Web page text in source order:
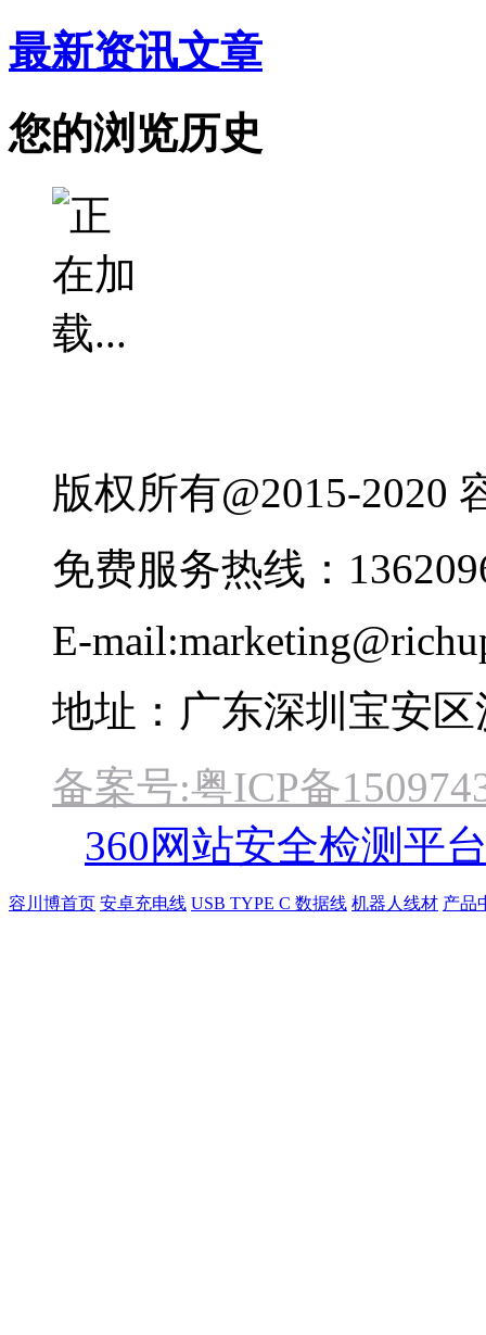
最新资讯文章
您的浏览历史
版权所有@2015-2020
免费服务热线：
E-
地址：广东深圳宝安
备案号:粤ICP备
360网站安全检测平
容川博首页 安卓充电线 USB TYPE C 数据线 机器人线材 产品